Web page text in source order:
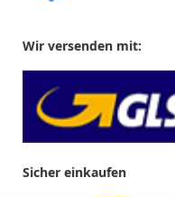
Wir versenden mit:
Sicher einkaufen